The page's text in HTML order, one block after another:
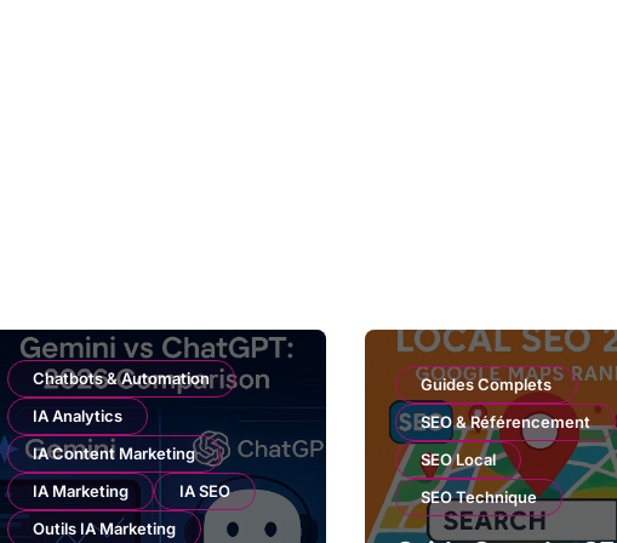
Chatbots & Automation
IA Analytics
IA Content Marketing
IA Marketing
IA SEO
Outils IA Marketing
Guides Complets
SEO & Référencement
SEO Local
SEO Technique